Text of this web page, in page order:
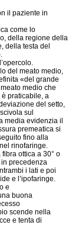
il paziente in
come lo
della regione della
della testa del
del meato medio,
«del grande
medio che
praticabile, a
del setto,
sul
media evidenzia il
premeatica si
fino alla
rinofaringe.
ottica a 30° o
in precedenza
i lati e poi
e l’ipofaringe.
e
buona
scende nella
e tenta di